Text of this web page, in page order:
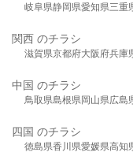
岐阜県静岡県愛知県三重
関西 のチラシ
滋賀県京都府大阪府兵庫
中国 のチラシ
鳥取県島根県岡山県広島
四国 のチラシ
徳島県香川県愛媛県高知